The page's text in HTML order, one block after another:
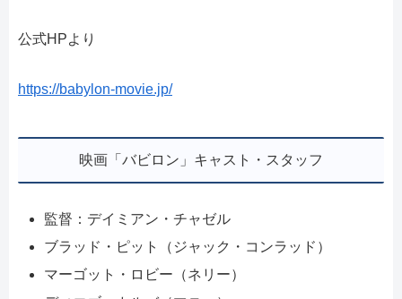
公式HPより
https://babylon-movie.jp/
映画「バビロン」キャスト・スタッフ
監督：デイミアン・チャゼル
ブラッド・ピット（ジャック・コンラッド）
マーゴット・ロビー（ネリー）